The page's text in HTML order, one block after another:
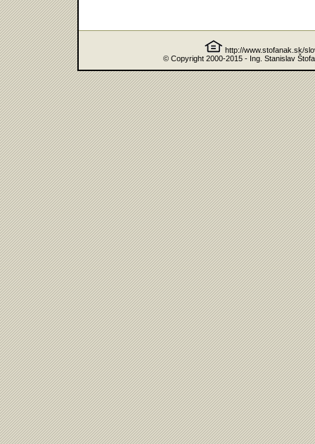
http://www.stofanak.sk/
© Copyright 2000-2015 - Ing. Stanislav